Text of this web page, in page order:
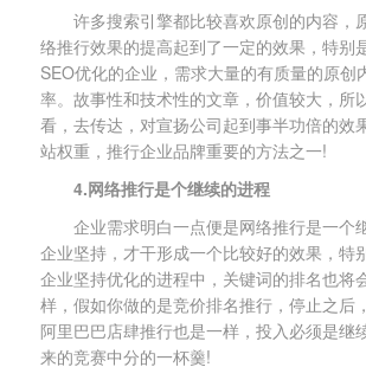
许多搜索引擎都比较喜欢原创的内容，
络推行效果的提高起到了一定的效果，特别
SEO优化的企业，需求大量的有质量的原创
率。故事性和技术性的文章，价值较大，所
看，去传达，对宣扬公司起到事半功倍的效
站权重，推行企业品牌重要的方法之一!
4.网络推行是个继续的进程
企业需求明白一点便是网络推行是一个
企业坚持，才干形成一个比较好的效果，特
企业坚持优化的进程中，关键词的排名也将
样，假如你做的是竞价排名推行，停止之后
阿里巴巴店肆推行也是一样，投入必须是继
来的竞赛中分的一杯羹!